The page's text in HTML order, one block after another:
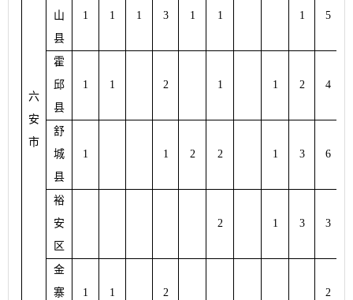
六
安
市
山
县
1 1 1 3 1 1 1 5
霍
邱
县
1 1 2 1 1 2 4
舒
城
县
1 1 2 2 1 3 6
裕
安
区
2 1 3 3
金
寨
1 1 2 2